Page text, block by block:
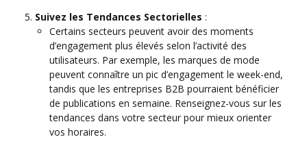
Suivez les Tendances Sectorielles :
Certains secteurs peuvent avoir des moments
d’engagement plus élevés selon l’activité des
utilisateurs. Par exemple, les marques de mode
peuvent connaître un pic d’engagement le week-end,
tandis que les entreprises B2B pourraient bénéficier
de publications en semaine. Renseignez-vous sur les
tendances dans votre secteur pour mieux orienter
vos horaires.